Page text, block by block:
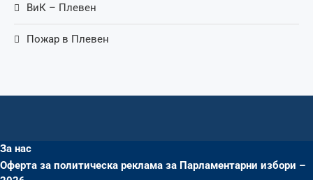
ВиК – Плевен
Пожар в Плевен
За нас
Оферта за политическа реклама за Парламентарни избори –